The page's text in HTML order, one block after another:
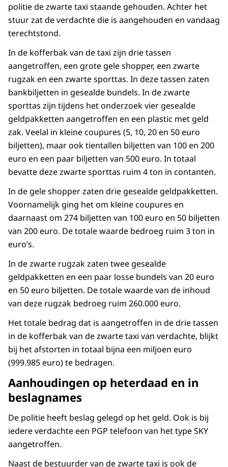
politie de zwarte taxi staande gehouden. Achter het
stuur zat de verdachte die is aangehouden en vandaag
terechtstond.
In de kofferbak van de taxi zijn drie tassen
aangetroffen, een grote gele shopper, een zwarte
rugzak en een zwarte sporttas. In deze tassen zaten
bankbiljetten in gesealde bundels. In de zwarte
sporttas zijn tijdens het onderzoek vier gesealde
geldpakketten aangetroffen en een plastic met geld
zak. Veelal in kleine coupures (5, 10, 20 en 50 euro
biljetten), maar ook tientallen biljetten van 100 en 200
euro en een paar biljetten van 500 euro. In totaal
bevatte deze zwarte sporttas ruim 4 ton in contanten.
In de gele shopper zaten drie gesealde geldpakketten.
Voornamelijk ging het om kleine coupures en
daarnaast om 274 biljetten van 100 euro en 50 biljetten
van 200 euro. De totale waarde bedroeg ruim 3 ton in
euro’s.
In de zwarte rugzak zaten twee gesealde
geldpakketten en een paar losse bundels van 20 euro
en 50 euro biljetten. De totale waarde van de inhoud
van deze rugzak bedroeg ruim 260.000 euro.
Het totale bedrag dat is aangetroffen in de drie tassen
in de kofferbak van de zwarte taxi van verdachte, blijkt
bij het afstorten in totaal bijna een miljoen euro
(999.985 euro) te bedragen.
Aanhoudingen op heterdaad en in
beslagnames
De politie heeft beslag gelegd op het geld. Ook is bij
iedere verdachte een PGP telefoon van het type SKY
aangetroffen.
Naast de bestuurder van de zwarte taxi is ook de